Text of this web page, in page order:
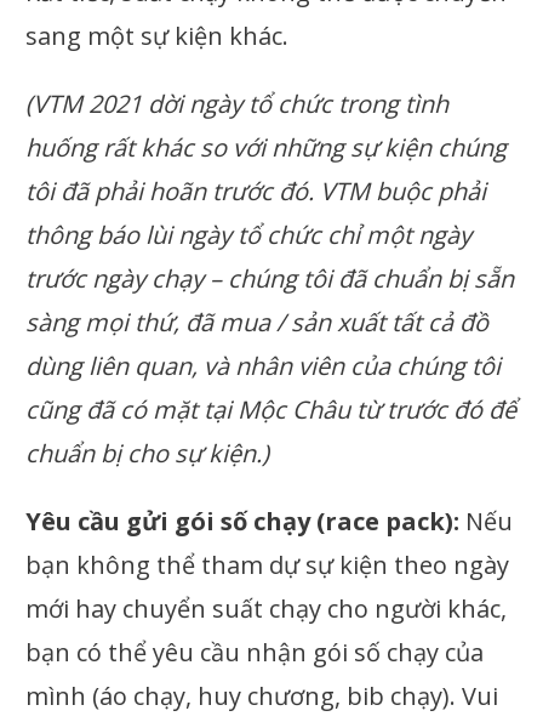
sang một sự kiện khác.
(VTM 2021 dời ngày tổ chức trong tình
huống rất khác so với những sự kiện chúng
tôi đã phải hoãn trước đó. VTM buộc phải
thông báo lùi ngày tổ chức chỉ một ngày
trước ngày chạy – chúng tôi đã chuẩn bị sẵn
sàng mọi thứ, đã mua / sản xuất tất cả đồ
dùng liên quan, và nhân viên của chúng tôi
cũng đã có mặt tại Mộc Châu từ trước đó để
chuẩn bị cho sự kiện.)
Yêu cầu gửi gói số chạy (race pack): Nếu
bạn không thể tham dự sự kiện theo ngày
mới hay chuyển suất chạy cho người khác,
bạn có thể yêu cầu nhận gói số chạy của
mình (áo chạy, huy chương, bib chạy). Vui